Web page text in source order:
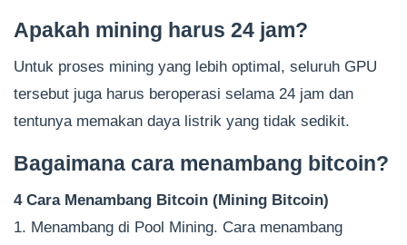
Apakah mining harus 24 jam?
Untuk proses mining yang lebih optimal, seluruh GPU
tersebut juga harus beroperasi selama 24 jam dan
tentunya memakan daya listrik yang tidak sedikit.
Bagaimana cara menambang bitcoin?
4 Cara Menambang Bitcoin (Mining Bitcoin)
1. Menambang di Pool Mining. Cara menambang